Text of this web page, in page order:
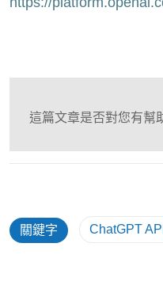
這篇文章是否對您有幫
關鍵字 ChatGPT